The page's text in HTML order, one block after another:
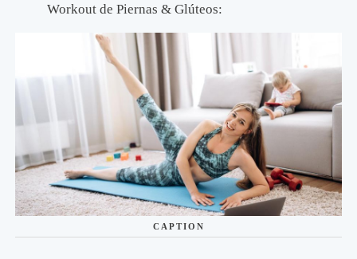
Workout de Piernas & Glúteos:
CAPTION